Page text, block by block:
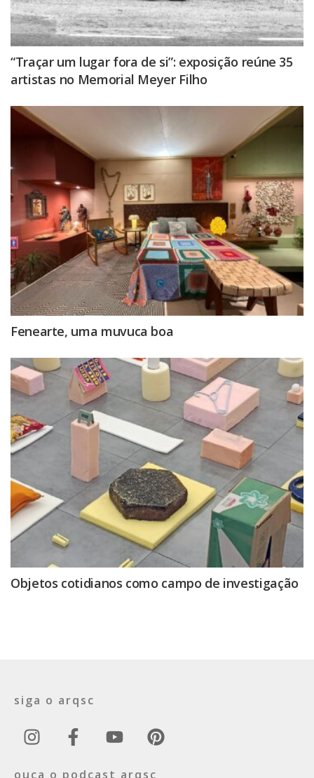
“Traçar um lugar fora de si”: exposição reúne 35
artistas no Memorial Meyer Filho
Fenearte, uma muvuca boa
Objetos cotidianos como campo de investigação
siga o arqsc
ouça o podcast arqsc